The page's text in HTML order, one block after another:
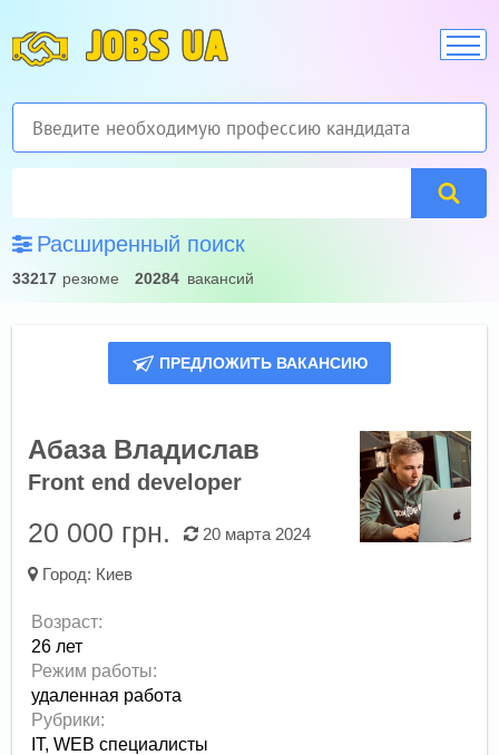
JOBS UA
Расширенный поиск
33217 резюме 20284 вакансий
ПРЕДЛОЖИТЬ ВАКАНСИЮ
Абаза Владислав
Front end developer
20 000 грн. 20 марта 2024
Город: Киев
Возраст:
26 лет
Режим работы:
удаленная работа
Рубрики:
IT, WEB специалисты